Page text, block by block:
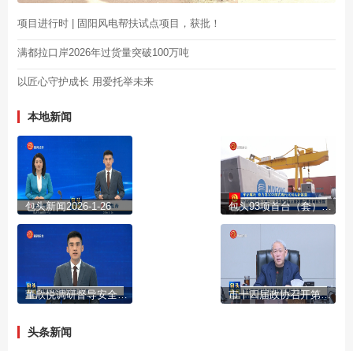
项目进行时 | 固阳风电帮扶试点项目，获批！
满都拉口岸2026年过货量突破100万吨
以匠心守护成长 用爱托举未来
本地新闻
包头新闻2026-1-26 包头93项首台（套）：为装备制造业质效提升提供硬核支撑
董欣悦调研督导安全生产工作 市十四届政协召开第86次党组会议
头条新闻